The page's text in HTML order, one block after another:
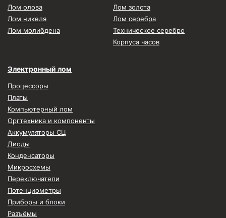
Лом олова
Лом никеля
Лом молибдена
Лом золота
Лом серебра
Техническое серебро
Корпуса часов
Электронный лом
Процессоры
Платы
Компьютерный лом
Оргтехника и компоненты
Аккумуляторы СЦ
Диоды
Конденсаторы
Микросхемы
Переключатели
Потенциометры
Приборы и блоки
Разъёмы